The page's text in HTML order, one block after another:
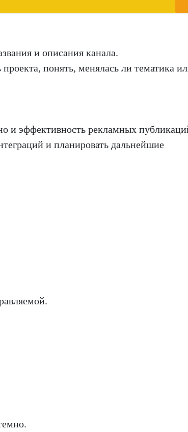
и описания канала.
понять, менялась ли тематика
и эффективность рекламных
и планировать дальнейшие